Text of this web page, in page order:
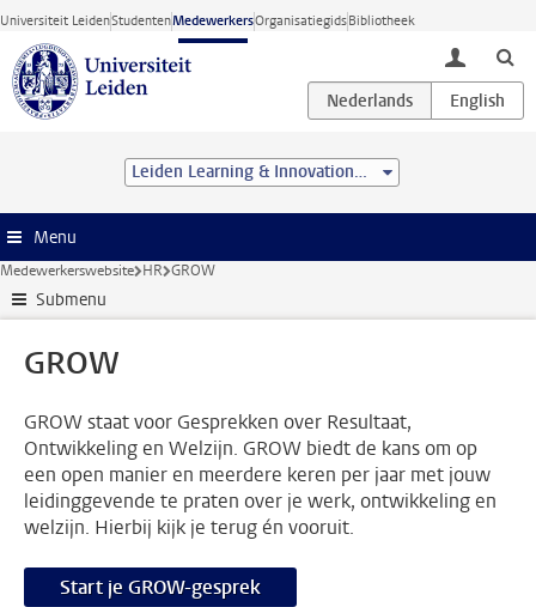
Ga direct naar de inhoud
Universiteit LeidenStudentenMedewerkersOrganisatiegidsBibliotheek
toggle
Leiden Learning & Innovation Centre
Menu
Medewerkerswebsite HR GROW
Submenu
GROW
GROW staat voor Gesprekken over Resultaat,
Ontwikkeling en Welzijn. GROW biedt de kans om op
een open manier en meerdere keren per jaar met jouw
leidinggevende te praten over je werk, ontwikkeling en
welzijn. Hierbij kijk je terug én vooruit.
Start je GROW-gesprek